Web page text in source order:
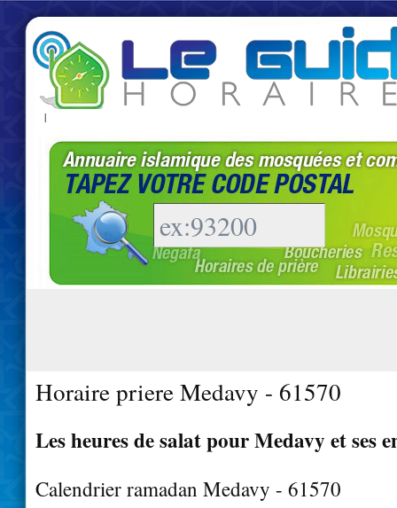
|
Horaire priere Medavy - 61570
Les heures de salat pour Medavy et ses
Calendrier ramadan Medavy - 61570